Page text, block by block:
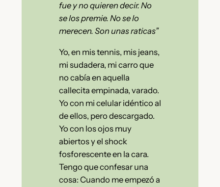
fue y no quieren decir. No
se los premie. No se lo
merecen. Son unas raticas”
Yo, en mis tennis, mis jeans,
mi sudadera, mi carro que
no cabía en aquella
callecita empinada, varado.
Yo con mi celular idéntico al
de ellos, pero descargado.
Yo con los ojos muy
abiertos y el shock
fosforescente en la cara.
Tengo que confesar una
cosa: Cuando me empezó a